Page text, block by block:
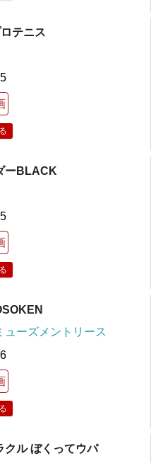
テニス
ーBLACK
ューズメントリース
クル ぼくってウパ